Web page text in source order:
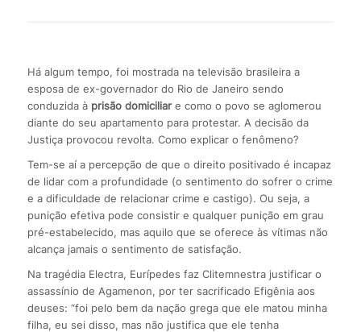
Há algum tempo, foi mostrada na televisão brasileira a
esposa de ex-governador do Rio de Janeiro sendo
conduzida àprisão domiciliare como o povo se aglomerou
diante do seu apartamento para protestar. A decisão da
Justiça provocou revolta. Como explicar o fenômeno?
Tem-se aí a percepção de que o direito positivado é incapaz
de lidar com a profundidade (o sentimento do sofrer o crime
e a dificuldade de relacionar crime e castigo). Ou seja, a
punição efetiva pode consistir e qualquer punição em grau
pré-estabelecido, mas aquilo que se oferece às vítimas não
alcança jamais o sentimento de satisfação.
Na tragédia Electra, Eurípedes faz Clitemnestra justificar o
assassínio de Agamenon, por ter sacrificado Efigênia aos
deuses: “foi pelo bem da nação grega que ele matou minha
filha, eu sei disso, mas não justifica que ele tenha